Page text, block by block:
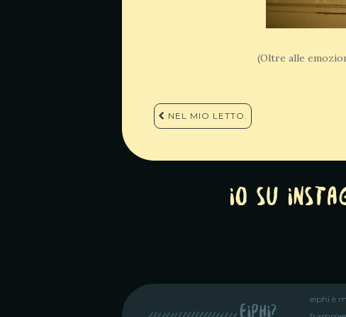
(Oltre alle
Navigazione
articoli
NEL MIO LETTO.
Io su
eiphi è